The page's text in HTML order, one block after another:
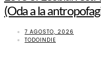
(Oda a la
7 AGOSTO, 2026
TODOINDIE